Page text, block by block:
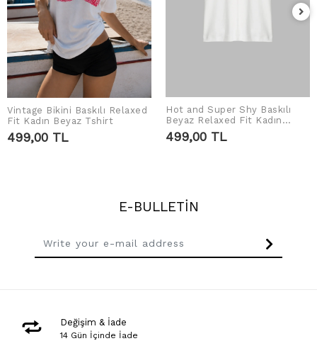
ADD TO CART
Vintage Bikini Baskılı Relaxed
Fit Kadın Beyaz Tshirt
499,00 TL
ADD TO CART
Hot and Super Shy Baskılı
Beyaz Relaxed Fit Kadın
Tshirt
499,00 TL
E-BULLETİN
Değişim & İade
14 Gün İçinde İade